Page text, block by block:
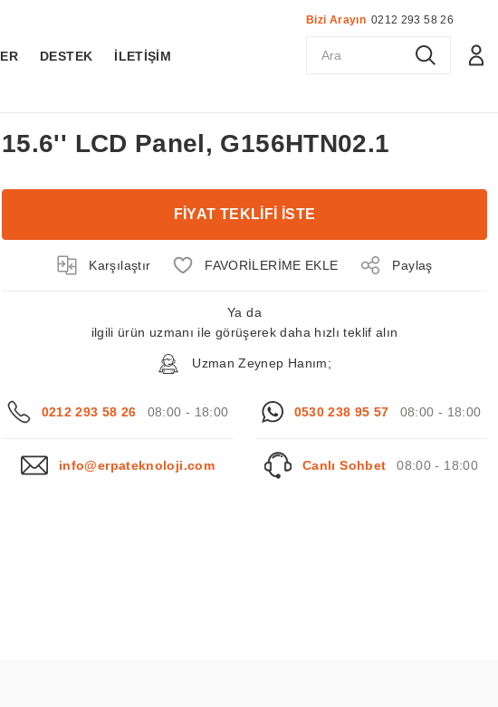
DESTEK İLETİŞİM
Bizi Arayın 0212 293 58 26
15.6'' LCD Panel, G156HTN02.1
FİYAT TEKLİFİ İSTE
Karşılaştır Paylaş
Ya da
ilgili ürün uzmanı ile görüşerek daha hızlı teklif alın
Uzman Zeynep Hanım;
0212 293 58 26 08:00 - 18:00 0530 238 95 57 08:00 - 18:00
info@erpateknoloji.com Canlı Sohbet 08:00 - 18:00